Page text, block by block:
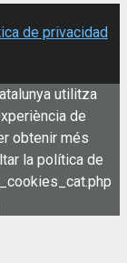
de privacidad
utilitza
de
obtenir més
la política de